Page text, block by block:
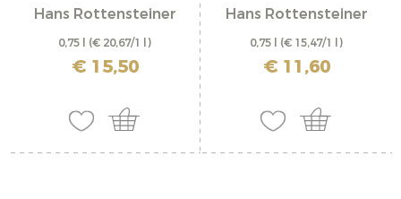
Hans Rottensteiner
0,75 l (€ 20,67/1 l)
incl. IVA più costi di spedizione
€ 15,50
Hans Rottensteiner
0,75 l (€ 15,47/1 l)
incl. IVA più costi di spedizione
€ 11,60